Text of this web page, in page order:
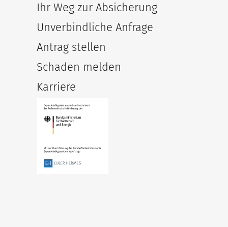
Ihr Weg zur Absicherung
Unverbindliche Anfrage
Antrag stellen
Schaden melden
Karriere